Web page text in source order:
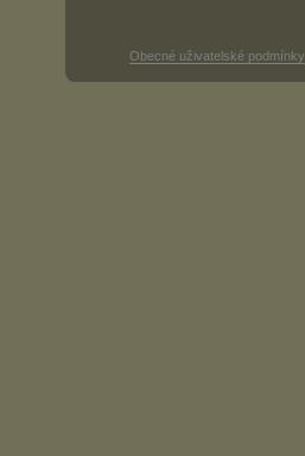
Obecné uživatelské podmínky